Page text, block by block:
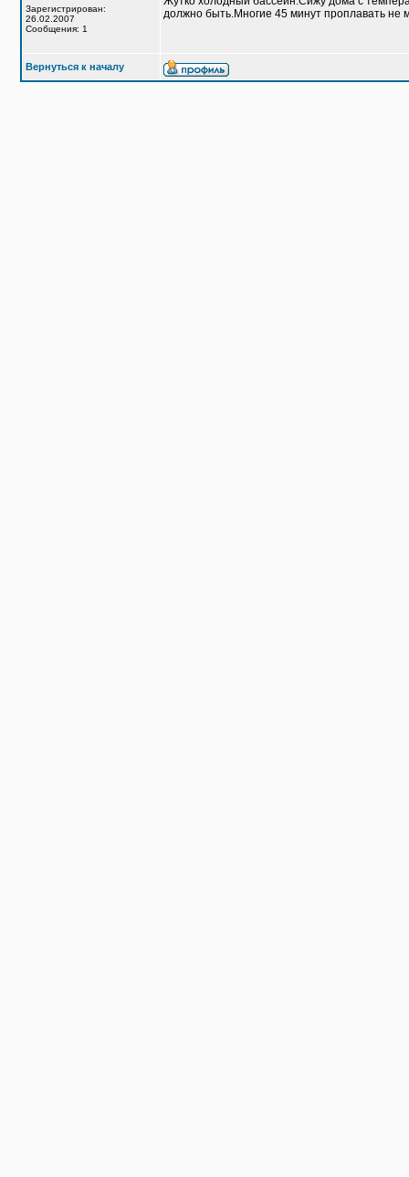
Зарегистрирован:
26.02.2007
Сообщения: 1
должно быть.Многие 45 минут проплавать не
Вернуться к началу